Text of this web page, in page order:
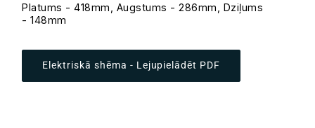
Platums - 418mm, Augstums - 286mm, Dziļums
- 148mm
Elektriskā shēma - Lejupielādēt PDF